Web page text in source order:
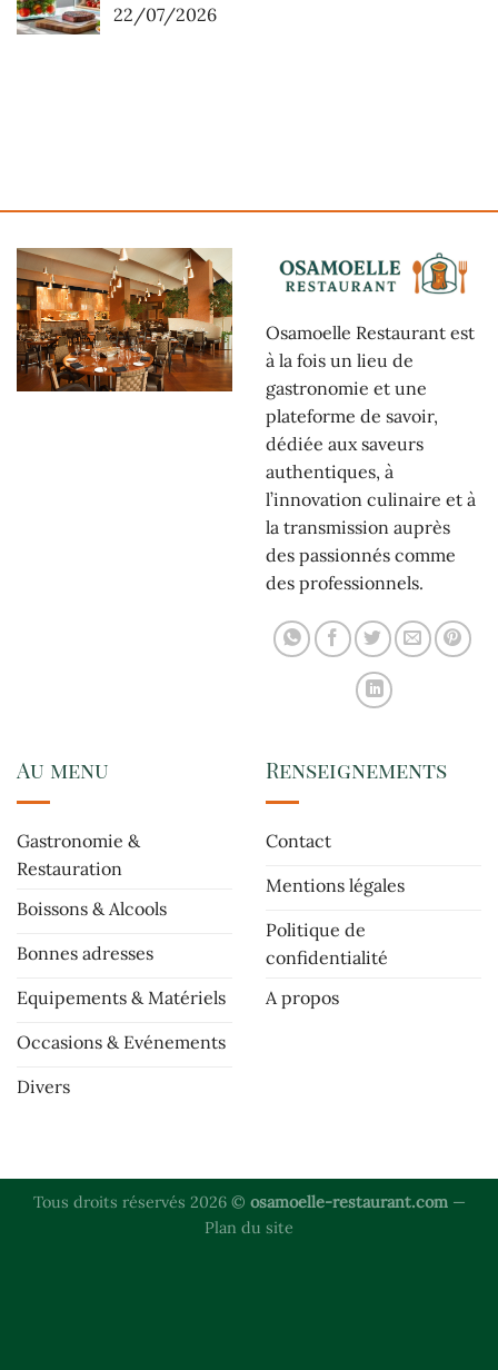
22/07/2026
Osamoelle Restaurant est
à la fois un lieu de
gastronomie et une
plateforme de savoir,
dédiée aux saveurs
authentiques, à
l’innovation culinaire et à
la transmission auprès
des passionnés comme
des professionnels.
Au menu
Gastronomie &
Restauration
Boissons & Alcools
Bonnes adresses
Equipements & Matériels
Occasions & Evénements
Divers
Renseignements
Contact
Mentions légales
Politique de
confidentialité
A propos
Tous droits réservés 2026 © osamoelle-restaurant.com—
Plan du site